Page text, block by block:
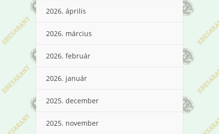
2026. április
2026. március
2026. február
2026. január
2025. december
2025. november